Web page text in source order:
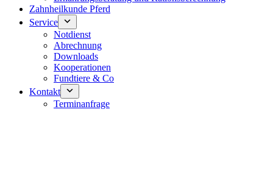
Zahnheilkunde Pferd
Service
Notdienst
Abrechnung
Downloads
Kooperationen
Fundtiere & Co
Kontakt
Terminanfrage